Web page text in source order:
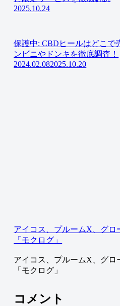
2025.10.24
保護中: CBDヒールはどこで
ンビニやドンキを徹底調査！
2024.02.082025.10.20
アイコス、プルームX、グロ
「モクログ」
アイコス、プルームX、グロ
「モクログ」
コメント